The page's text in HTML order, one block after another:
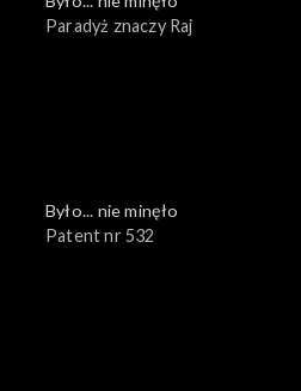
Paradyż znaczy Raj
Było... nie minęło
Patent nr 532